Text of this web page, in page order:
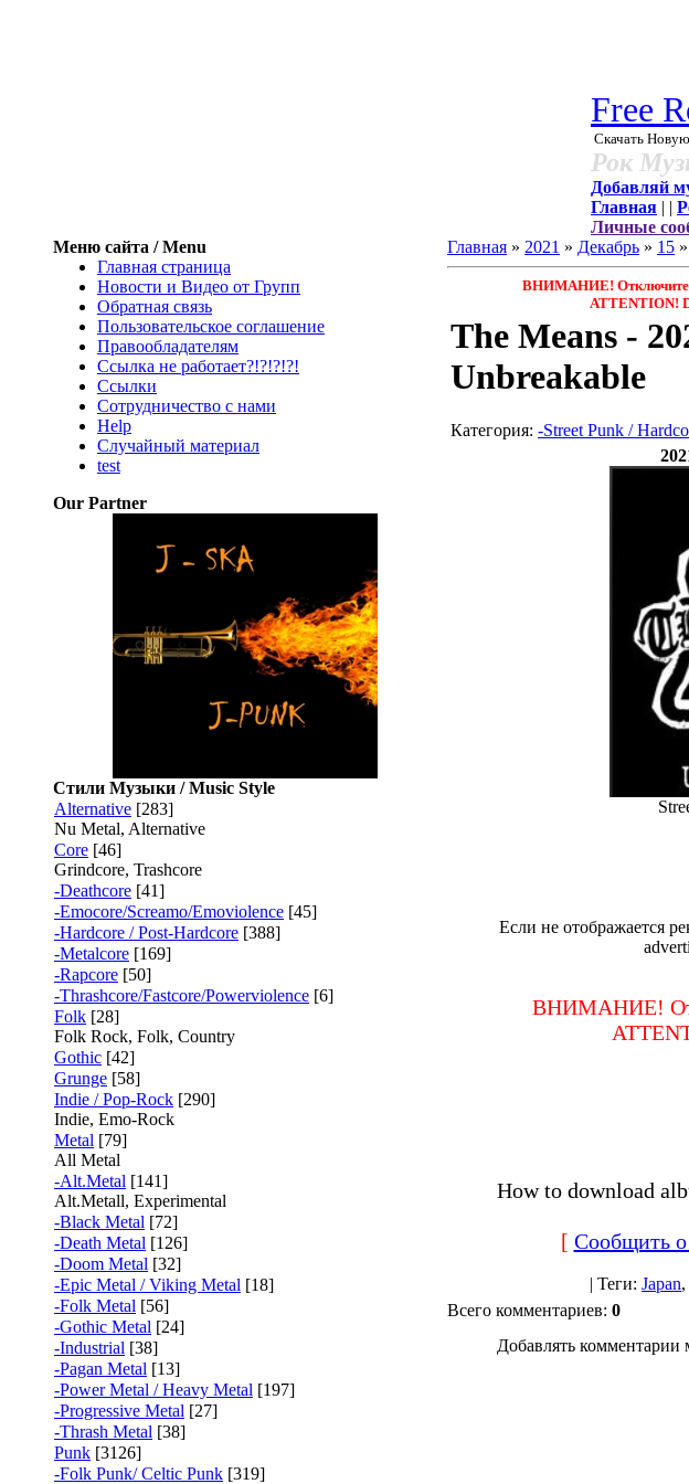
Free
Скачать
Рок
Добавляй
Главная | |
Личные
Меню сайта / Menu
Главная страница
Новости и Видео от Групп
Обратная связь
Пользовательское соглашение
Правообладателям
Ссылка не работает?!?!?!?!
Ссылки
Сотрудничество с нами
Help
Cлучайный материал
test
Our Partner
Стили Музыки / Music Style
Alternative [283]
Nu Metal, Alternative
Core [46]
Grindcore, Trashcore
-Deathcore [41]
-Emocore/Screamo/Emoviolence [45]
-Hardcore / Post-Hardcore [388]
-Metalcore [169]
-Rapcore [50]
-Thrashcore/Fastcore/Powerviolence [6]
Folk [28]
Folk Rock, Folk, Country
Gothic [42]
Grunge [58]
Indie / Pop-Rock [290]
Indie, Emo-Rock
Metal [79]
All Metal
-Alt.Metal [141]
Alt.Metall, Experimental
-Black Metal [72]
-Death Metal [126]
-Doom Metal [32]
-Epic Metal / Viking Metal [18]
-Folk Metal [56]
-Gothic Metal [24]
-Industrial [38]
-Pagan Metal [13]
-Power Metal / Heavy Metal [197]
-Progressive Metal [27]
-Thrash Metal [38]
Punk [3126]
-Folk Punk/ Celtic Punk [319]
Главная » 2021 » Декабрь » 15
ВНИМАНИЕ! Отключите
ATTENTION!
The Means -
Unbreakable
Категория: -Street Punk /
Если не отображается
ВНИМАНИЕ!
How to download
[ Сообщить о
| Теги: Japan,
Всего комментариев: 0
Добавлять комментарии